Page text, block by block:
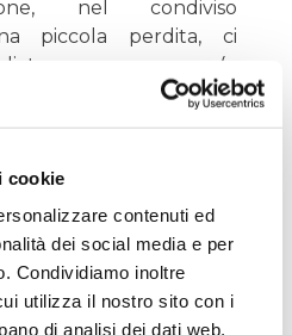
cookie
contenuti ed
dei social media e per
Condividiamo inoltre
utilizza il nostro sito con i
di analisi dei dati web,
nel condiviso
piccola perdita, ci
toccare con mano (e
che ciò che da oltre un
merito alla robustezza
vari tipi di rischio ha
pratica. Usciamo da
minus senza
del portafoglio e,
fede alla
“Rischio Contenuto”